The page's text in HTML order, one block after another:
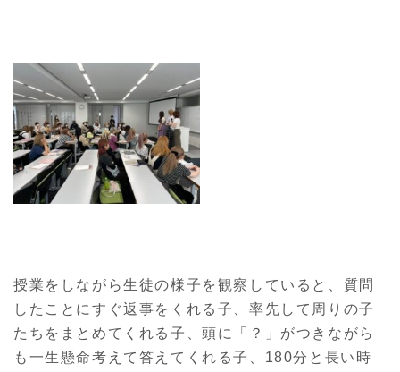
授業をしながら生徒の様子を観察していると、質問
したことにすぐ返事をくれる子、率先して周りの子
たちをまとめてくれる子、頭に「？」がつきながら
も一生懸命考えて答えてくれる子、180分と長い時